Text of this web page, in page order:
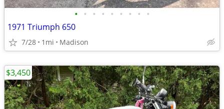
• • • • • • • • •
1971 Triumph 650
7/28 1mi Madison
$3,450